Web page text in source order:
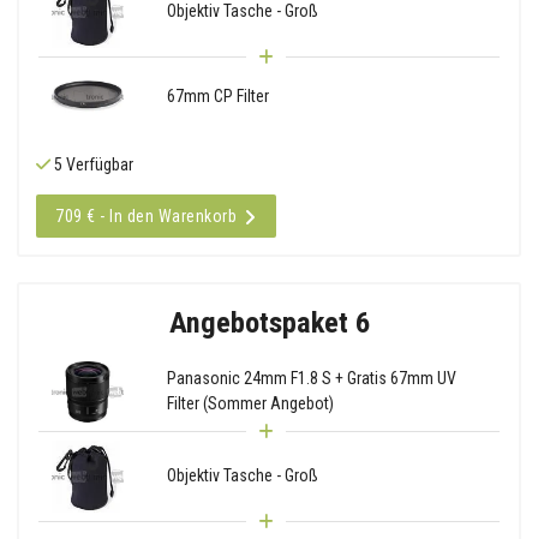
Objektiv Tasche - Groß
67mm CP Filter
5 Verfügbar
709 € - In den Warenkorb
Angebotspaket 6
Panasonic 24mm F1.8 S + Gratis 67mm UV
Filter (Sommer Angebot)
Objektiv Tasche - Groß